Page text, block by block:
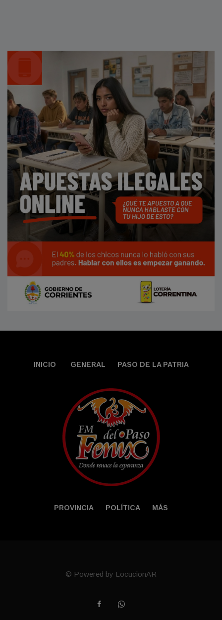
INICIO GENERAL PASO DE LA PATRIA
PROVINCIA POLÍTICA MÁS
© Powered by LocucionAR